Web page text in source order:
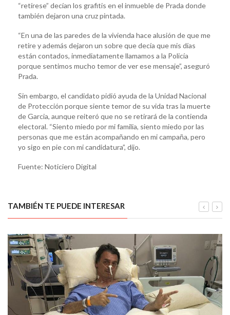
“retírese” decían los grafitis en el inmueble de Prada donde
también dejaron una cruz pintada.
“En una de las paredes de la vivienda hace alusión de que me
retire y además dejaron un sobre que decía que mis días
están contados, inmediatamente llamamos a la Policía
porque sentimos mucho temor de ver ese mensaje”, aseguró
Prada.
Sin embargo, el candidato pidió ayuda de la Unidad Nacional
de Protección porque siente temor de su vida tras la muerte
de Garcia, aunque reiteró que no se retirará de la contienda
electoral. “Siento miedo por mi familia, siento miedo por las
personas que me están acompañando en mi campaña, pero
yo sigo en pie con mi candidatura”, dijo.
Fuente: Noticiero Digital
TAMBIÉN TE PUEDE INTERESAR